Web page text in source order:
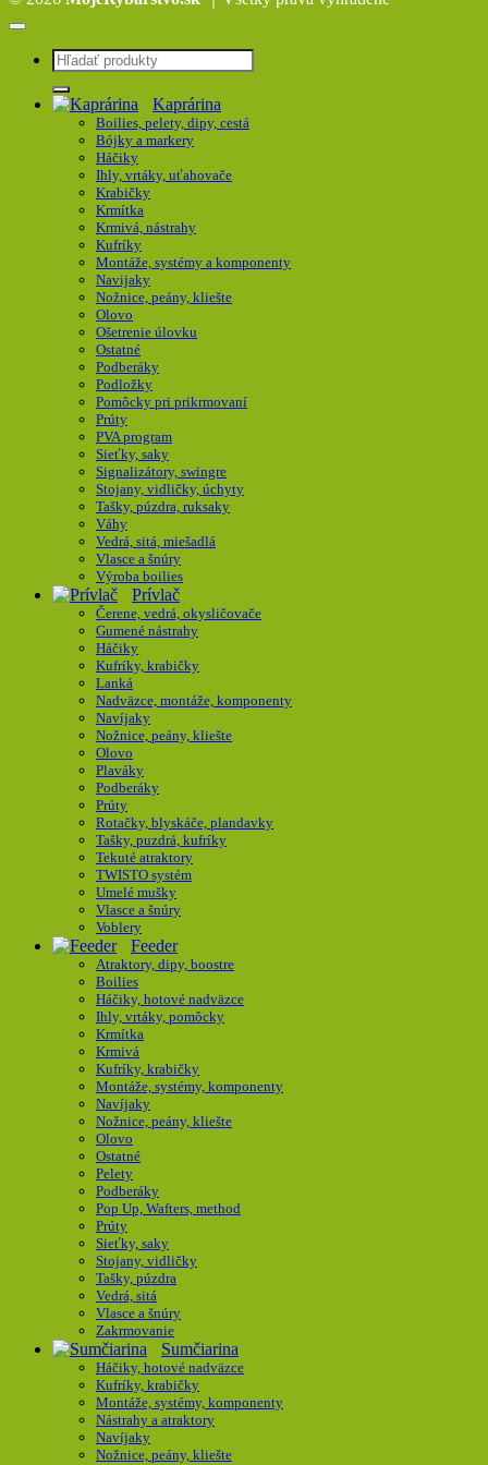
Hľadať:
Kaprárina
Boilies, pelety, dipy, cestá
Bójky a markery
Háčiky
Ihly, vrtáky, uťahovače
Krabičky
Krmítka
Krmivá, nástrahy
Kufríky
Montáže, systémy a komponenty
Navijaky
Nožnice, peány, kliešte
Olovo
Ošetrenie úlovku
Ostatné
Podberáky
Podložky
Pomôcky pri prikrmovaní
Prúty
PVA program
Sieťky, saky
Signalizátory, swingre
Stojany, vidličky, úchyty
Tašky, púzdra, ruksaky
Váhy
Vedrá, sitá, miešadlá
Vlasce a šnúry
Výroba boilies
Prívlač
Čerene, vedrá, okysličovače
Gumené nástrahy
Háčiky
Kufríky, krabičky
Lanká
Nadväzce, montáže, komponenty
Navíjaky
Nožnice, peány, kliešte
Olovo
Plaváky
Podberáky
Prúty
Rotačky, blyskáče, plandavky
Tašky, puzdrá, kufríky
Tekuté atraktory
TWISTO systém
Umelé mušky
Vlasce a šnúry
Voblery
Feeder
Atraktory, dipy, boostre
Boilies
Háčiky, hotové nadväzce
Ihly, vrtáky, pomôcky
Krmítka
Krmivá
Kufríky, krabičky
Montáže, systémy, komponenty
Navíjaky
Nožnice, peány, kliešte
Olovo
Ostatné
Pelety
Podberáky
Pop Up, Wafters, method
Prúty
Sieťky, saky
Stojany, vidličky
Tašky, púzdra
Vedrá, sitá
Vlasce a šnúry
Zakrmovanie
Sumčiarina
Háčiky, hotové nadväzce
Kufríky, krabičky
Montáže, systémy, komponenty
Nástrahy a atraktory
Navíjaky
Nožnice, peány, kliešte